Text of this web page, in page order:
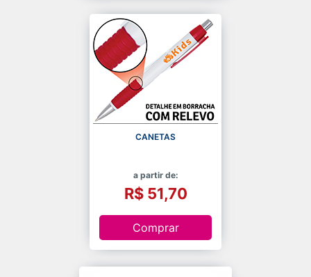
CANETAS
a partir de:
R$ 51,70
Comprar